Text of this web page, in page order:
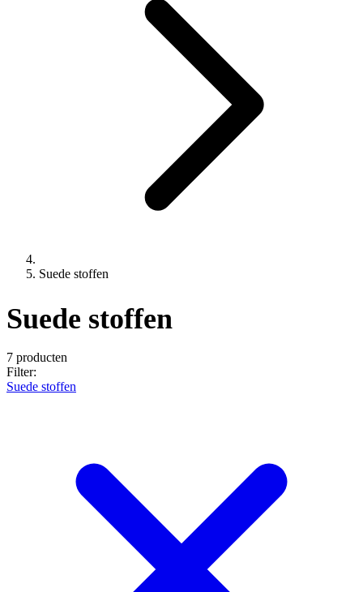
Suede stoffen
Suede stoffen
7 producten
Filter:
Suede stoffen